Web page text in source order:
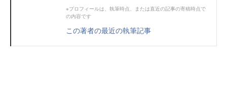
※プロフィールは、執筆時点、または直近の記事の寄稿時点で
の内容です
この著者の最近の執筆記事